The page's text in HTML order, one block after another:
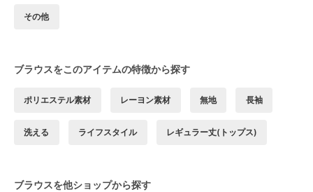
その他
ブラウスをこのアイテムの特徴から探す
ポリエステル素材 レーヨン素材 無地 長袖
洗える ライフスタイル レギュラー丈(トップス)
ブラウスを他ショップから探す